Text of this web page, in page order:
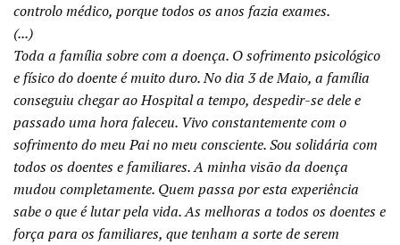
controlo médico, porque todos os anos fazia exames.
(...)
Toda a família sobre com a doença. O sofrimento psicológico
e físico do doente é muito duro. No dia 3 de Maio, a família
conseguiu chegar ao Hospital a tempo, despedir-se dele e
passado uma hora faleceu. Vivo constantemente com o
sofrimento do meu Pai no meu consciente. Sou solidária com
todos os doentes e familiares. A minha visão da doença
mudou completamente. Quem passa por esta experiência
sabe o que é lutar pela vida. As melhoras a todos os doentes e
força para os familiares, que tenham a sorte de serem